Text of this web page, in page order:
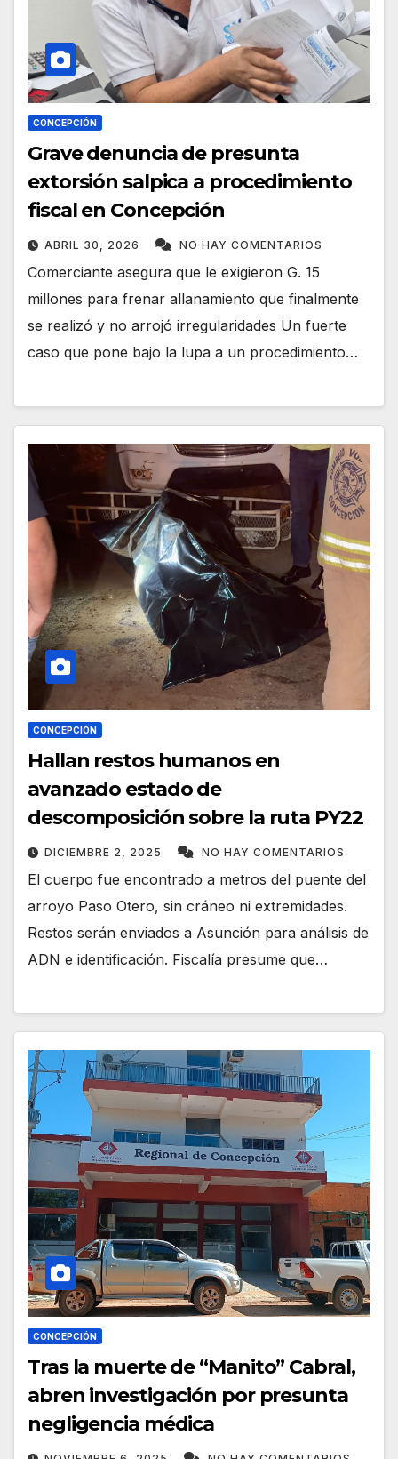
CONCEPCIÓN
Grave denuncia de presunta
extorsión salpica a procedimiento
fiscal en Concepción
ABRIL 30, 2026 NO HAY COMENTARIOS
Comerciante asegura que le exigieron G. 15
millones para frenar allanamiento que finalmente
se realizó y no arrojó irregularidades Un fuerte
caso que pone bajo la lupa a un procedimiento…
CONCEPCIÓN
Hallan restos humanos en
avanzado estado de
descomposición sobre la ruta PY22
DICIEMBRE 2, 2025 NO HAY COMENTARIOS
El cuerpo fue encontrado a metros del puente del
arroyo Paso Otero, sin cráneo ni extremidades.
Restos serán enviados a Asunción para análisis de
ADN e identificación. Fiscalía presume que…
CONCEPCIÓN
Tras la muerte de “Manito” Cabral,
abren investigación por presunta
negligencia médica